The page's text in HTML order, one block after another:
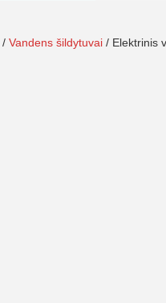
/ Vandens šildytuvai / Elektrinis